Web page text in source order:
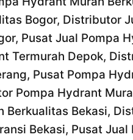
Bogor, Distributor
Pusat Jual Pompa
Termurah Depok,
Pusat Pompa
Pompa Hydrant
Berkualitas Bekasi,
Bekasi, Pusat